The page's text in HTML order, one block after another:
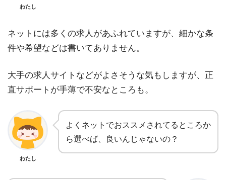
わたし
ネットには多くの求人があふれていますが、細かな条
件や希望などは書いてありません。
大手の求人サイトなどがよさそうな気もしますが、正
直サポートが手薄で不安なところも。
わたし
よくネットでおススメされてるところか
ら選べば、良いんじゃないの？